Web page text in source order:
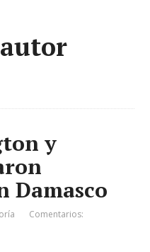
y
Damasco
Comentarios: